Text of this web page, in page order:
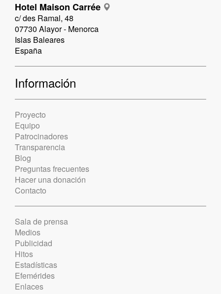
Hotel Maison Carrée
c/ des Ramal, 48
07730 Alayor - Menorca
Islas Baleares
España
Información
Proyecto
Equipo
Patrocinadores
Transparencia
Blog
Preguntas frecuentes
Hacer una donación
Contacto
Sala de prensa
Medios
Publicidad
Hitos
Estadísticas
Efemérides
Enlaces